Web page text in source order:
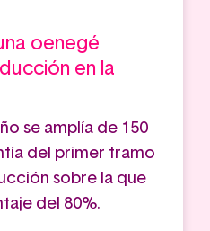
oenegé
en la
se amplía de 150
del primer tramo
sobre la que
del 80%.